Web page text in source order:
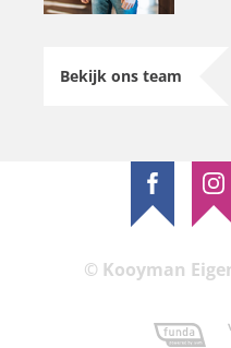
Bekijk ons team
© Kooyman